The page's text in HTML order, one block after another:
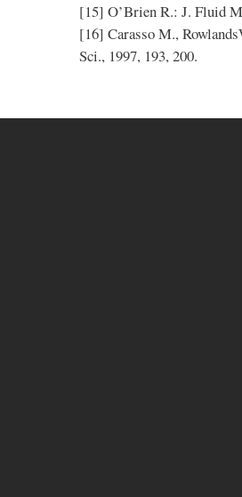
[15] O’Brien R.: J. Fluid
[16] Carasso M.,
Sci., 1997, 193, 200.